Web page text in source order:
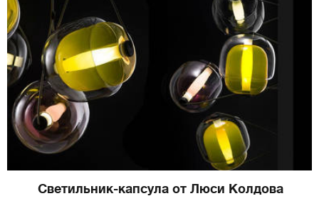
Светильник-капсула от Люси Колдова